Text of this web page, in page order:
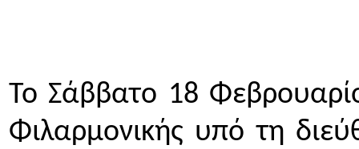
Το Σάββατο 18
Φιλαρμονικής υπό τη